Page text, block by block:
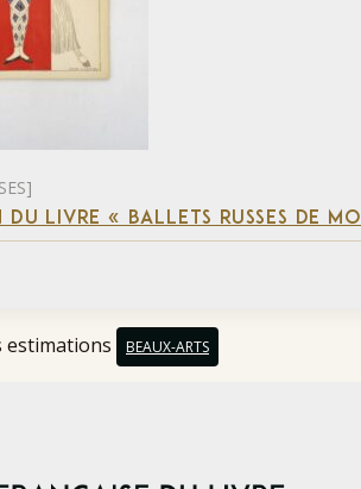
DU LIVRE « BALLETS RUSSES DE
estimations BEAUX-ARTS